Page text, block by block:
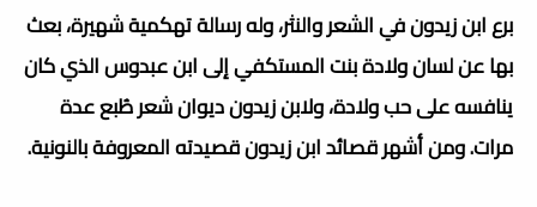
برع ابن زيدون في الشعر والنثر، وله رسالة تهكمية شهيرة، بعث
بها عن لسان ولادة بنت المستكفي إلى ابن عبدوس الذي كان
ينافسه على حب ولادة، ولابن زيدون ديوان شعر طُبع عدة
مرات. ومن أشهر قصائد ابن زيدون قصيدته المعروفة بالنونية.